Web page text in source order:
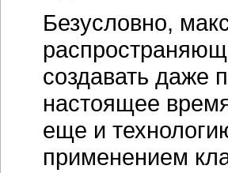
Безусловно,
создавать даже
настоящее
еще и
применением